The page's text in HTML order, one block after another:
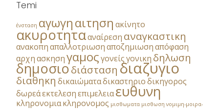
Temi
ένσταση αγωγηαιτηση ακίνητο
ακυροτητααναίρεση αναγκαστικη
ανακοπηαπαλλοτριωσηαποζημιωσηαπόφαση
αρχηασκησηγαμοςγονείςγονικη δηλωση
δημοσιοδιάσταση διαζυγιο
διαθηκη δικαιώματαδικαστηριοδικηγορος
δωρεάεκτελεσηεπιμελειαευθυνη
κληρονομιακληρονομος μισθωματα μισθωση νομιμη-μοιρα-